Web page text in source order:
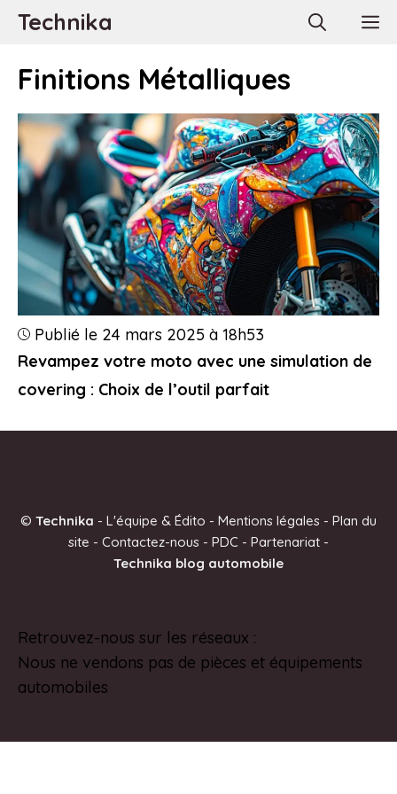
AllerTechnika
Finitions Métalliques
Revampez votre moto avec une simulation de
covering : Choix de l’outil parfait
Publié le 24 mars 2025 à 18h53
© Technika - L'équipe & Édito - Mentions légales - Plan du
site - Contactez-nous - PDC - Partenariat -
Technika blog automobile
Retrouvez-nous sur les réseaux :
Nous ne vendons pas de pièces et équipements
automobiles